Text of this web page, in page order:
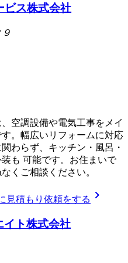
ビス株式会社
空調設備や電気工事をメイ
。幅広いリフォームに対応
わらず、キッチン・風呂・
も 可能です。お住まいで
くご相談ください。
見積もり依頼をする chevron_right
イト株式会社